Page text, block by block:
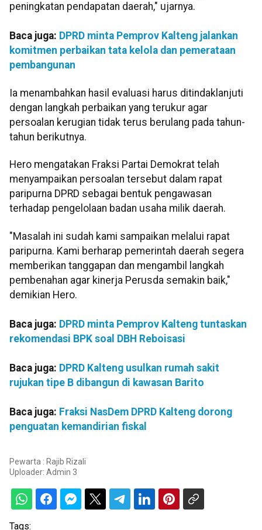
peningkatan pendapatan daerah," ujarnya.
Baca juga: DPRD minta Pemprov Kalteng jalankan
komitmen perbaikan tata kelola dan pemerataan
pembangunan
Ia menambahkan hasil evaluasi harus ditindaklanjuti
dengan langkah perbaikan yang terukur agar
persoalan kerugian tidak terus berulang pada tahun-
tahun berikutnya.
Hero mengatakan Fraksi Partai Demokrat telah
menyampaikan persoalan tersebut dalam rapat
paripurna DPRD sebagai bentuk pengawasan
terhadap pengelolaan badan usaha milik daerah.
"Masalah ini sudah kami sampaikan melalui rapat
paripurna. Kami berharap pemerintah daerah segera
memberikan tanggapan dan mengambil langkah
pembenahan agar kinerja Perusda semakin baik,"
demikian Hero.
Baca juga: DPRD minta Pemprov Kalteng tuntaskan
rekomendasi BPK soal DBH Reboisasi
Baca juga: DPRD Kalteng usulkan rumah sakit
rujukan tipe B dibangun di kawasan Barito
Baca juga: Fraksi NasDem DPRD Kalteng dorong
penguatan kemandirian fiskal
Pewarta : Rajib Rizali
Uploader: Admin 3
Tags: